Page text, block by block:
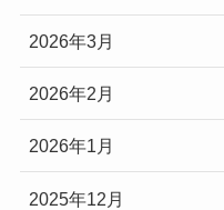
2026年3月
2026年2月
2026年1月
2025年12月